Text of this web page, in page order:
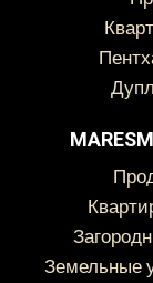
Земельные